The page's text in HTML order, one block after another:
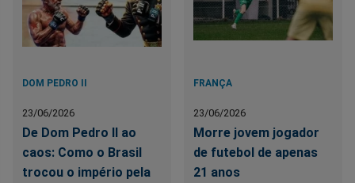
DOM PEDRO II
23/06/2026
De Dom Pedro II ao
caos: Como o Brasil
trocou o império pela
FRANÇA
23/06/2026
Morre jovem jogador
de futebol de apenas
21 anos